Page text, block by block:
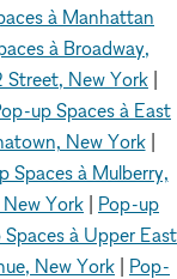
à Manhattan
à Broadway,
Street, New York
up Spaces à East
New York|
Spaces à Mulberry,
York
Pop-up
à Upper East
New York
Pop-